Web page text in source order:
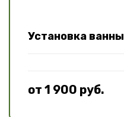
Установка ванны
от 1 900 руб.